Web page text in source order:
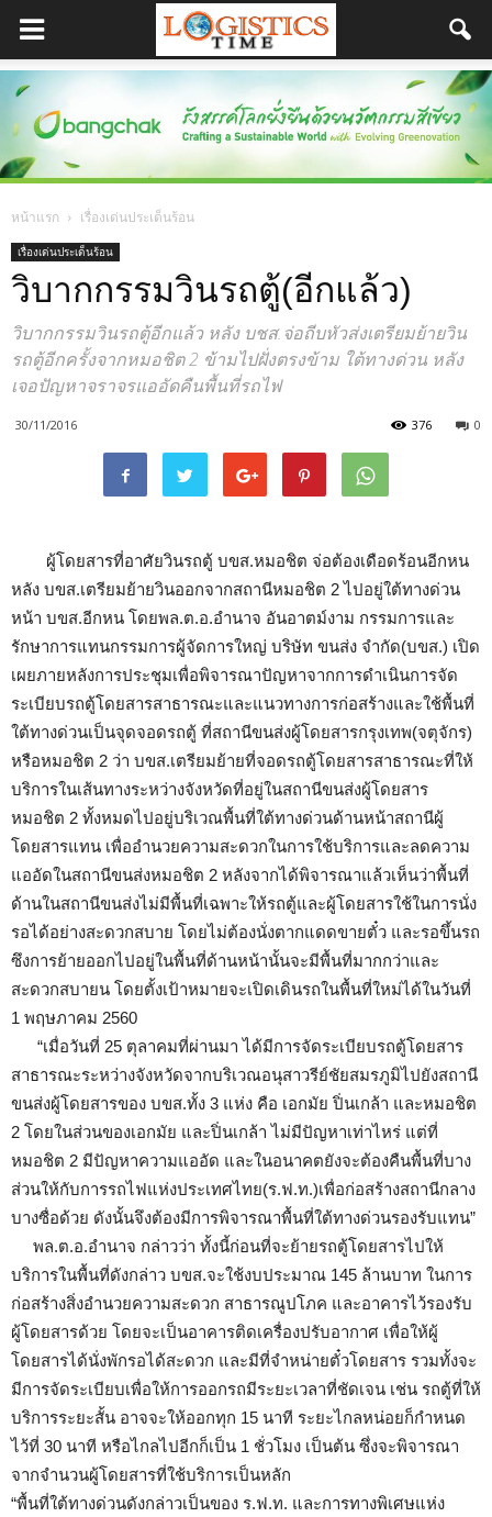
หน้าแรก เรื่องเด่นประเด็นร้อน
เรื่องเด่นประเด็นร้อน
วิบากกรรมวินรถตู้(อีกแล้ว)
วิบากกรรมวินรถตู้อีกแล้ว หลัง บชส.จ่อถีบหัวส่งเตรียมย้ายวิน
รถตู้อีกครั้งจากหมอชิต 2 ข้ามไปฝั่งตรงข้าม ใต้ทางด่วน หลัง
เจอปัญหาจราจรแออัดคืนพื้นที่รถไฟ
30/11/2016 0
376
ผู้โดยสารที่อาศัยวินรถตู้ บขส.หมอชิต จ่อต้องเดือดร้อนอีกหน
หลัง บขส.เตรียมย้ายวินออกจากสถานีหมอชิต 2 ไปอยู่ใต้ทางด่วน
หน้า บขส.อีกหน โดยพล.ต.อ.อำนาจ อันอาตม์งาม กรรมการและ
รักษาการแทนกรรมการผู้จัดการใหญ่ บริษัท ขนส่ง จำกัด(บขส.) เปิด
เผยภายหลังการประชุมเพื่อพิจารณาปัญหาจากการดำเนินการจัด
ระเบียบรถตู้โดยสารสาธารณะและแนวทางการก่อสร้างและใช้พื้นที่
ใต้ทางด่วนเป็นจุดจอดรถตู้ ที่สถานีขนส่งผู้โดยสารกรุงเทพ(จตุจักร)
หรือหมอชิต 2 ว่า บขส.เตรียมย้ายที่จอดรถตู้โดยสารสาธารณะที่ให้
บริการในเส้นทางระหว่างจังหวัดที่อยู่ในสถานีขนส่งผู้โดยสาร
หมอชิต 2 ทั้งหมดไปอยู่บริเวณพื้นที่ใต้ทางด่วนด้านหน้าสถานีผู้
โดยสารแทน เพื่ออำนวยความสะดวกในการใช้บริการและลดความ
แออัดในสถานีขนส่งหมอชิต 2 หลังจากได้พิจารณาแล้วเห็นว่าพื้นที่
ด้านในสถานีขนส่งไม่มีพื้นที่เฉพาะให้รถตู้และผู้โดยสารใช้ในการนั่ง
รอได้อย่างสะดวกสบาย โดยไม่ต้องนั่งตากแดดขายตั๋ว และรอขึ้นรถ
ซึงการย้ายออกไปอยู่ในพื้นที่ด้านหน้านั้นจะมีพื้นที่มากกว่าและ
สะดวกสบายน โดยตั้งเป้าหมายจะเปิดเดินรถในพื้นที่ใหม่ได้ในวันที่
1 พฤษภาคม 2560
“เมื่อวันที่ 25 ตุลาคมที่ผ่านมา ได้มีการจัดระเบียบรถตู้โดยสาร
สาธารณะระหว่างจังหวัดจากบริเวณอนุสาวรีย์ชัยสมรภูมิไปยังสถานี
ขนส่งผู้โดยสารของ บขส.ทั้ง 3 แห่ง คือ เอกมัย ปิ่นเกล้า และหมอชิต
2 โดยในส่วนของเอกมัย และปิ่นเกล้า ไม่มีปัญหาเท่าไหร่ แต่ที่
หมอชิต 2 มีปัญหาความแออัด และในอนาคตยังจะต้องคืนพื้นที่บาง
ส่วนให้กับการรถไฟแห่งประเทศไทย(ร.ฟ.ท.)เพื่อก่อสร้างสถานีกลาง
บางซื่อด้วย ดังนั้นจึงต้องมีการพิจารณาพื้นที่ใต้ทางด่วนรองรับแทน”
พล.ต.อ.อำนาจ กล่าวว่า ทั้งนี้ก่อนที่จะย้ายรถตู้โดยสารไปให้
บริการในพื้นที่ดังกล่าว บขส.จะใช้งบประมาณ 145 ล้านบาท ในการ
ก่อสร้างสิ่งอำนวยความสะดวก สาธารณูปโภค และอาคารไว้รองรับ
ผู้โดยสารด้วย โดยจะเป็นอาคารติดเครื่องปรับอากาศ เพื่อให้ผู้
โดยสารได้นั่งพักรอได้สะดวก และมีที่จำหน่ายตั๋วโดยสาร รวมทั้งจะ
มีการจัดระเบียบเพื่อให้การออกรถมีระยะเวลาที่ชัดเจน เช่น รถตู้ที่ให้
บริการระยะสั้น อาจจะให้ออกทุก 15 นาที ระยะไกลหน่อยก็กำหนด
ไว้ที่ 30 นาที หรือไกลไปอีกก็เป็น 1 ชั่วโมง เป็นต้น ซึ่งจะพิจารณา
จากจำนวนผู้โดยสารที่ใช้บริการเป็นหลัก
“พื้นที่ใต้ทางด่วนดังกล่าวเป็นของ ร.ฟ.ท. และการทางพิเศษแห่ง